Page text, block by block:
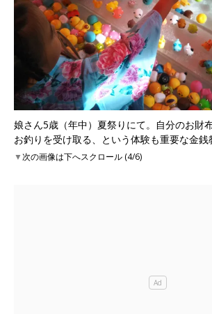
娘さん5歳（年中）夏祭りにて。自分のお財
お釣りを受け取る、という体験も重要な金銭
▼次の画像は下へスクロール (4/6)